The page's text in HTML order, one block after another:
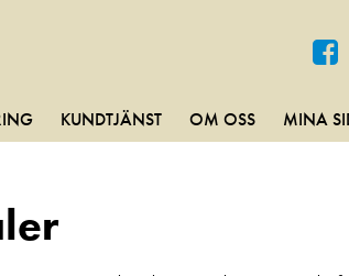
KUNDTJÄNST OM OSS MINA